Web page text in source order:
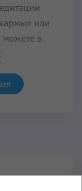
или
можете в